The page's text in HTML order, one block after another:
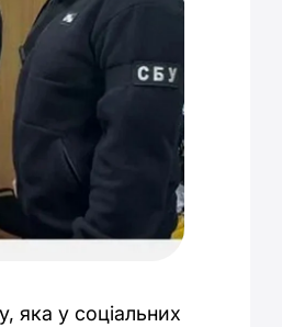
яка у соціальних